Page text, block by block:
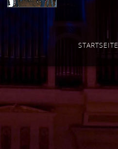
STARTSEITE